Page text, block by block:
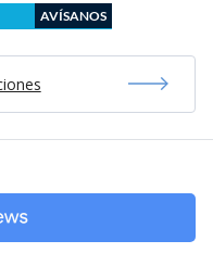
AVÍSANOS